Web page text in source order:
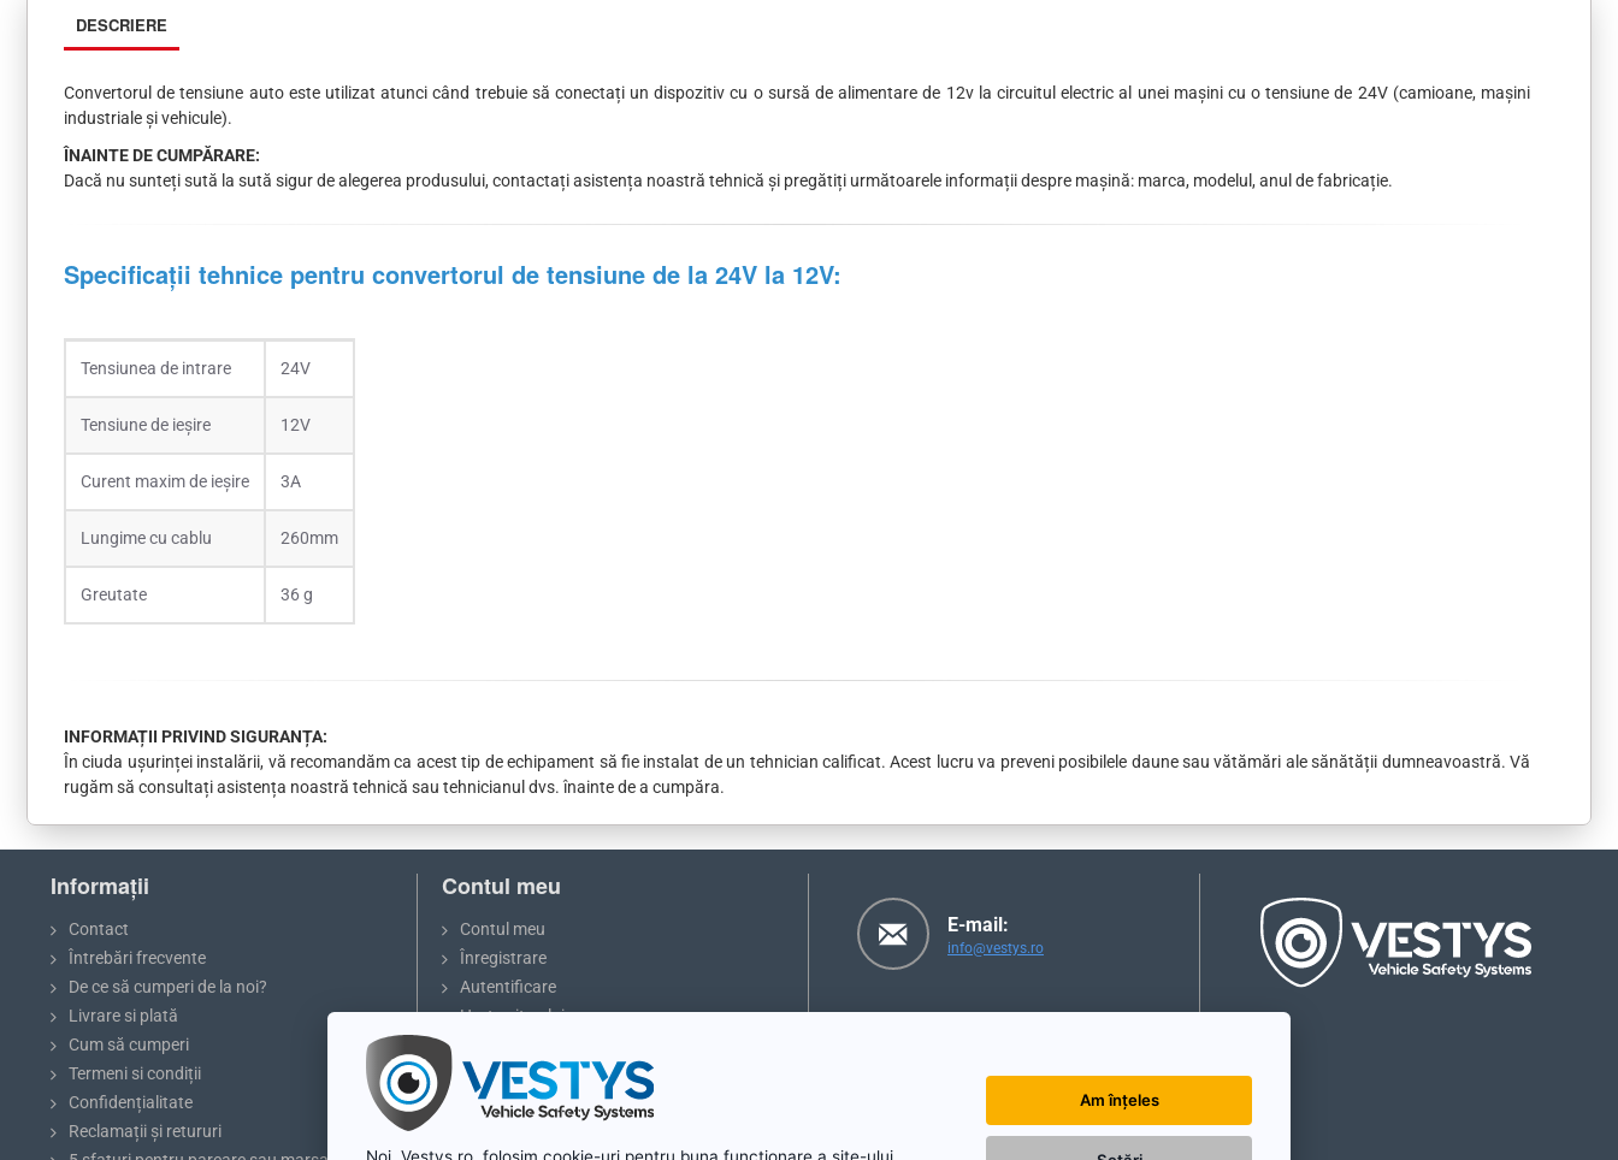
DESCRIERE
Convertorul de tensiune auto este utilizat atunci când trebuie să conectați un dispozitiv cu o sursă de alimentare de 12v la circuitul electric al unei mașini cu o tensiune de 24V (camioane, mașini
industriale și vehicule).
ÎNAINTE DE CUMPĂRARE:
Dacă nu sunteți sută la sută sigur de alegerea produsului, contactați asistența noastră tehnică și pregătiți următoarele informații despre mașină: marca, modelul, anul de fabricație.
Specificații tehnice pentru convertorul de tensiune de la 24V la 12V:
Tensiunea de intrare 24V
Tensiune de ieșire 12V
Curent maxim de ieșire 3A
Lungime cu cablu 260mm
Greutate 36 g
INFORMAȚII PRIVIND SIGURANȚA:
În ciuda ușurinței instalării, vă recomandăm ca acest tip de echipament să fie instalat de un tehnician calificat. Acest lucru va preveni posibilele daune sau vătămări ale sănătății dumneavoastră. Vă
rugăm să consultați asistența noastră tehnică sau tehnicianul dvs. înainte de a cumpăra.
Informații
Contact
Întrebări frecvente
De ce să cumperi de la noi?
Livrare si plată
Cum să cumperi
Termeni si condiții
Confidențialitate
Reclamații și retururi
Contul meu
Contul meu
Înregistrare
Autentificare
Harta site-ului
E-mail:
info@vestys.ro
Am înțeles